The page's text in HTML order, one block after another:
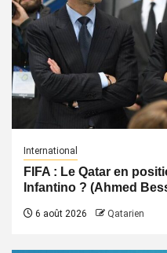
International
FIFA : Le Qatar en
Infantino ? (Ahmed
6 août 2026 Qatarien